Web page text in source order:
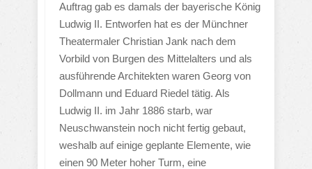
Auftrag gab es damals der bayerische König
Ludwig II. Entworfen hat es der Münchner
Theatermaler Christian Jank nach dem
Vorbild von Burgen des Mittelalters und als
ausführende Architekten waren Georg von
Dollmann und Eduard Riedel tätig. Als
Ludwig II. im Jahr 1886 starb, war
Neuschwanstein noch nicht fertig gebaut,
weshalb auf einige geplante Elemente, wie
einen 90 Meter hoher Turm, eine